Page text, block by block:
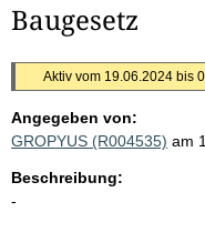
Baugesetz
Aktiv vom 19.06.2024 bis
Angegeben von:
GROPYUS (R004535) am
Beschreibung:
-